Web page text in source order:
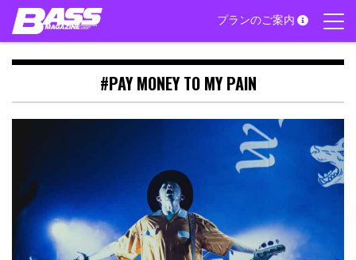
Skip
content
プランのご案内
#PAY MONEY TO MY PAIN